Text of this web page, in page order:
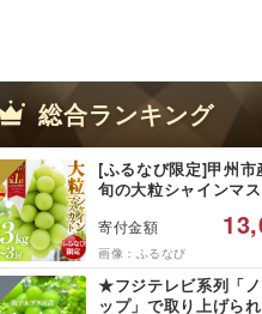
総合ランキング
[ふるなび限定]甲州市
旬の大粒シャインマ
(MG)B12-472 FN-
VO シャインマスカッ
ーツ
寄付金額
画像：ふるなび
★フジテレビ系列「ノ
ップ」で取り上げられ